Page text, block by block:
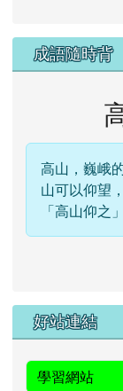
成語隨時背
高山，巍峨
山可以仰望
「高山仰之」
右邊區域內
好站連結